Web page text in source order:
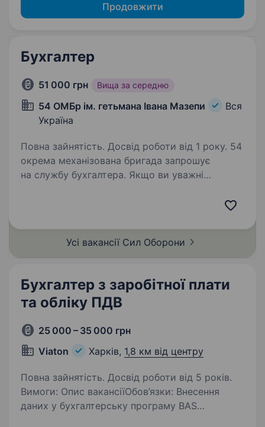
Продовжити
Бухгалтер
51 000 грн Вища за середню
54 ОМБр ім. гетьмана Івана Мазепи
Вся
Україна
Повна зайнятість. Досвід роботи від 1 року. 54
окрема механізована бригада запрошує
на службу бухгалтера. Якщо ви уважні
ефективне функціонування…
Усі вакансії Сил Оборони
Бухгалтер з заробітної плати
та обліку ПДВ
25 000 – 35 000 грн
Viaton
Харків, 1,8 км від центру
Повна зайнятість. Досвід роботи від 5 років.
Вимоги: Опис вакансіїОбов’язки: Внесення
даних у бухгалтерську програму BAS